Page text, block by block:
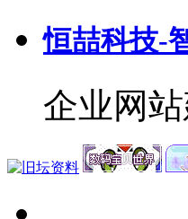
恒喆科技-
企业网